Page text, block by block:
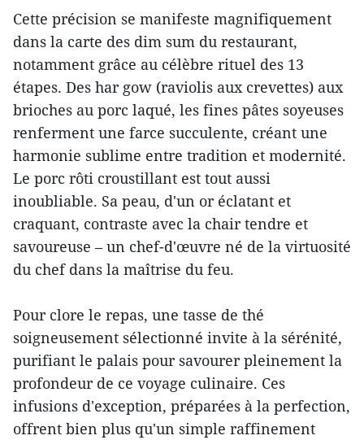
Cette précision se manifeste magnifiquement
dans la carte des dim sum du restaurant,
notamment grâce au célèbre rituel des 13
étapes. Des har gow (raviolis aux crevettes) aux
brioches au porc laqué, les fines pâtes soyeuses
renferment une farce succulente, créant une
harmonie sublime entre tradition et modernité.
Le porc rôti croustillant est tout aussi
inoubliable. Sa peau, d'un or éclatant et
craquant, contraste avec la chair tendre et
savoureuse – un chef-d'œuvre né de la virtuosité
du chef dans la maîtrise du feu.
Pour clore le repas, une tasse de thé
soigneusement sélectionné invite à la sérénité,
purifiant le palais pour savourer pleinement la
profondeur de ce voyage culinaire. Ces
infusions d'exception, préparées à la perfection,
offrent bien plus qu'un simple raffinement